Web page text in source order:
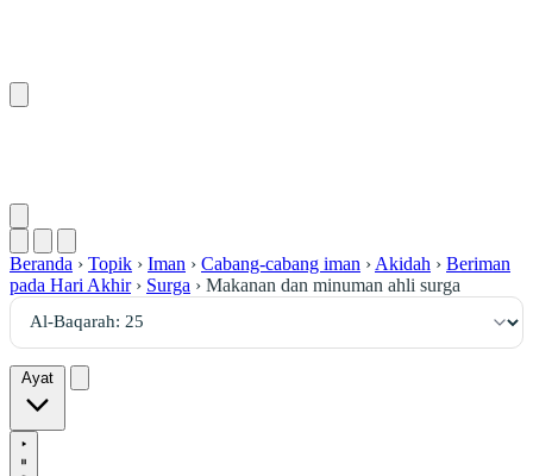
Beranda › Topik › Iman › Cabang-cabang iman › Akidah › Beriman
pada Hari Akhir › Surga › Makanan dan minuman ahli surga
Ayat